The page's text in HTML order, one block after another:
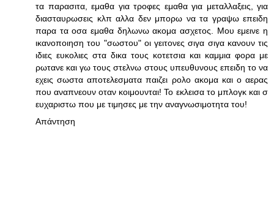
τα παρασιτα, εμαθα για τροφες εμαθα για μεταλλαξεις, για
διασταυρωσεις κλπ αλλα δεν μπορω να τα γραψω επειδη
παρα τα οσα εμαθα δηλωνω ακομα ασχετος. Μου εμεινε η
ικανοποιηση του "σωστου" οι γειτονες σιγα σιγα κανουν τις
ιδιες ευκολιες στα δικα τους κοτετσια και καμμια φορα με
ρωτανε και γω τους στελνω στους υπευθυνους επειδη το να
εχεις σωστα αποτελεσματα παιζει ρολο ακομα και ο αερας
που αναπνεουν οταν κοιμουνται! Το εκλεισα το μπλογκ και σ
ευχαριστω που με τιμησες με την αναγνωσιμοτητα του!
Απάντηση